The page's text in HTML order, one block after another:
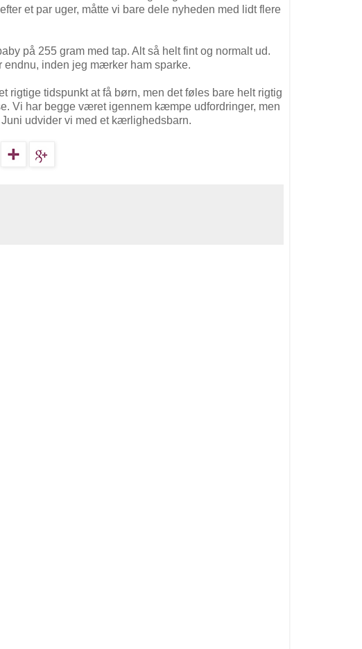
et par uger, måtte vi bare dele nyheden med lidt flere
på 255 gram med tap. Alt så helt fint og normalt ud.
endnu, inden jeg mærker ham sparke.
rigtige tidspunkt at få børn, men det føles bare helt rigtig
Vi har begge været igennem kæmpe udfordringer, men
udvider vi med et kærlighedsbarn.